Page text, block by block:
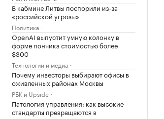
В кабмине Литвы поспорили из-за
«российской угрозы»
Политика
OpenAI выпустит умную колонку в
форме пончика стоимостью более
$300
Технологии и медиа
Почему инвесторы выбирают офисы в
оживленных районах Москвы
РБК и Upside
Патология управления: как высокие
стандарты превращаются в